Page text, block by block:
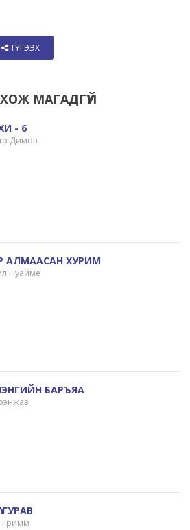
ТҮГЭЭХ
МАГАДГҮЙ
- 6
Димов
АЛМААСАН ХУРИМ
Нуайме
БАРЪЯА
ГУРАВ
Гримм